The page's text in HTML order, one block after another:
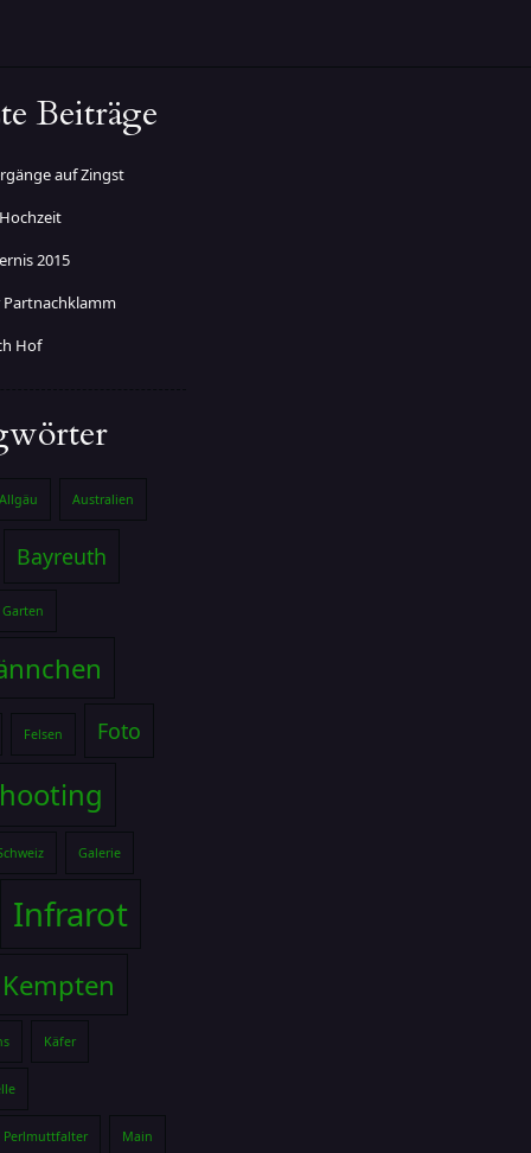
Beiträge
auf Zingst
2015
Partnachklamm
Hof
Allgäu Australien
Bayreuth
Felsen Foto
Galerie
Infrarot
Kempten
Käfer
Perlmuttfalter Main